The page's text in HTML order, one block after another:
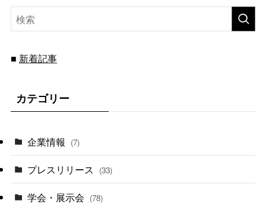
■ 新着記事
カテゴリー
企業情報 (7)
プレスリリース (33)
学会・展示会 (78)